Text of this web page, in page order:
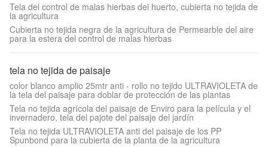
Tela del control de malas hierbas del huerto, cubierta no tejida de
la agricultura
Cubierta no tejida negra de la agricultura de Permearble del aire
para la estera del control de malas hierbas
tela no tejida de paisaje
color blanco amplio 25mtr anti - rollo no tejido ULTRAVIOLETA de
la tela del paisaje para doblar de protección de las plantas
Tela no tejida agrícola del paisaje de Enviro para la película y el
invernadero, tela del pajote del paisaje del jardín
Tela no tejida ULTRAVIOLETA anti del paisaje de los PP
Spunbond para la cubierta de la planta de la agricultura